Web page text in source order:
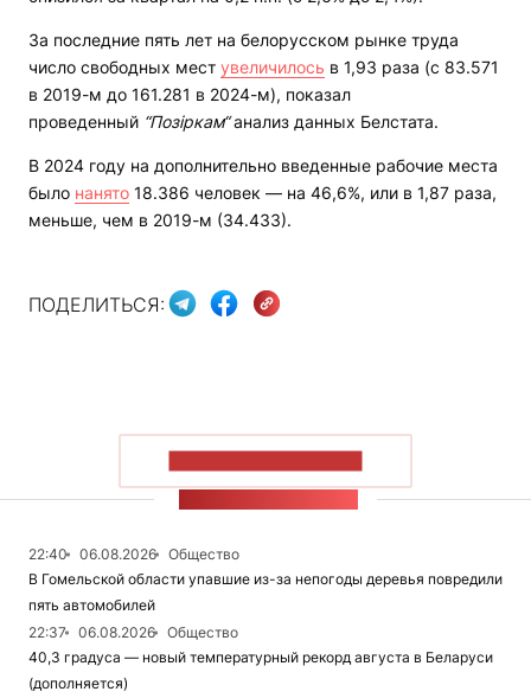
За последние пять лет на белорусском рынке труда
число свободных мест увеличилось в 1,93 раза (с 83.571
в 2019-м до 161.281 в 2024-м), показал
проведенный “Позіркам“анализ данных Белстата.
В 2024 году на дополнительно введенные рабочие места
было нанято 18.386 человек — на 46,6%, или в 1,87 раза,
меньше, чем в 2019-м (34.433).
ПОДЕЛИТЬСЯ:
22:40 06.08.2026
Общество
В Гомельской области упавшие из-за непогоды деревья повредили
пять автомобилей
22:37
06.08.2026
Общество
40,3 градуса — новый температурный рекорд августа в Беларуси
(дополняется)